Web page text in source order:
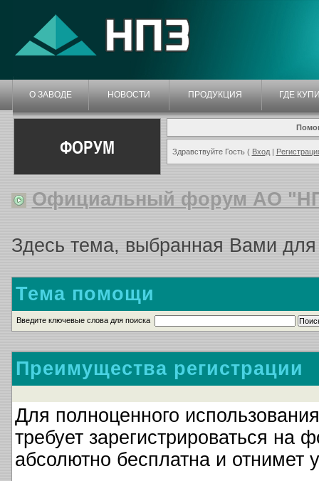
О ЗАВОДЕ НОВОСТИ ПРОДУКЦИЯ ГДЕ
ФОРУМ Здравствуйте Гость ( Вход|
Официальный форум АО
Здесь тема, выбранная Вами
Тема помощи
Введите ключевые слова для поиска
Преимущества регистрации
Для полноценного
требует зарегистрироваться
абсолютно бесплатна и отнимет